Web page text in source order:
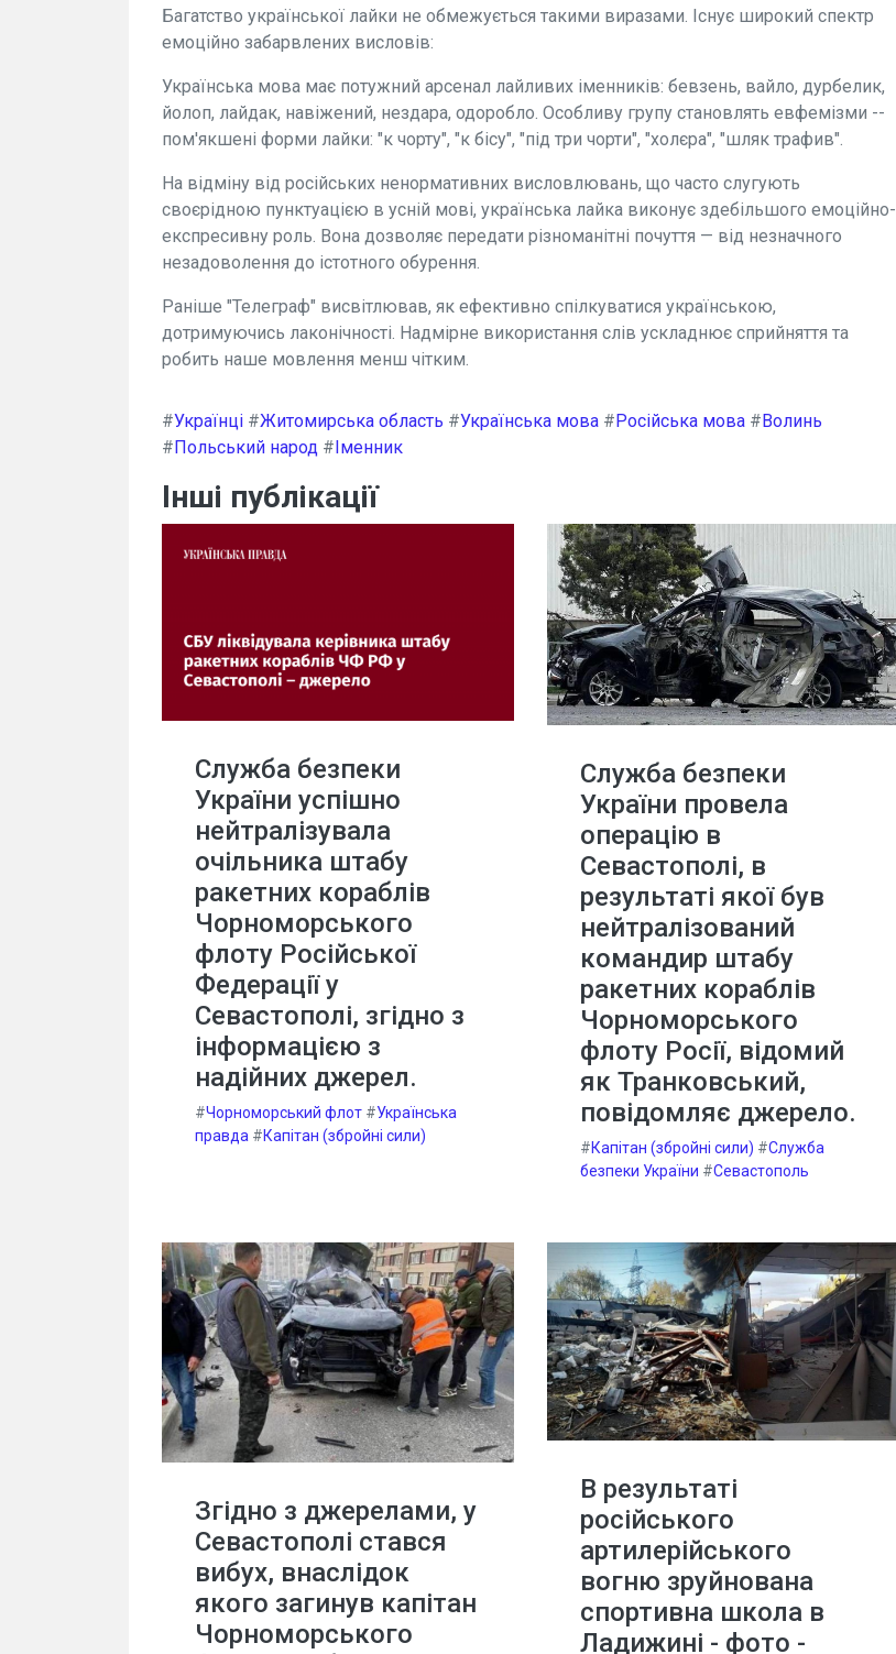
Багатство української лайки не обмежується такими виразами. Існує широкий спектр
емоційно забарвлених висловів:
Українська мова має потужний арсенал лайливих іменників: бевзень, вайло, дурбелик,
йолоп, лайдак, навіжений, нездара, одоробло. Особливу групу становлять евфемізми --
пом'якшені форми лайки: "к чорту", "к бісу", "під три чорти", "холєра", "шляк трафив".
На відміну від російських ненормативних висловлювань, що часто слугують
своєрідною пунктуацією в усній мові, українська лайка виконує здебільшого емоційно-
експресивну роль. Вона дозволяє передати різноманітні почуття — від незначного
незадоволення до істотного обурення.
Раніше "Телеграф" висвітлював, як ефективно спілкуватися українською,
дотримуючись лаконічності. Надмірне використання слів ускладнює сприйняття та
робить наше мовлення менш чітким.
#Українці #Житомирська область #Українська мова #Російська мова #Волинь
#Польський народ #Іменник
Інші публікації
Служба безпеки
України успішно
нейтралізувала
очільника штабу
ракетних кораблів
Чорноморського
флоту Російської
Федерації у
Севастополі, згідно з
інформацією з
надійних джерел.
#Чорноморський флот #Українська
правда #Капітан (збройні сили)
Служба безпеки
України провела
операцію в
Севастополі, в
результаті якої був
нейтралізований
командир штабу
ракетних кораблів
Чорноморського
флоту Росії, відомий
як Транковський,
повідомляє джерело.
#Капітан (збройні сили) #Служба
безпеки України #Севастополь
Згідно з джерелами, у
Севастополі стався
вибух, внаслідок
якого загинув капітан
Чорноморського
В результаті
російського
артилерійського
вогню зруйнована
спортивна школа в
Ладижині - фото -